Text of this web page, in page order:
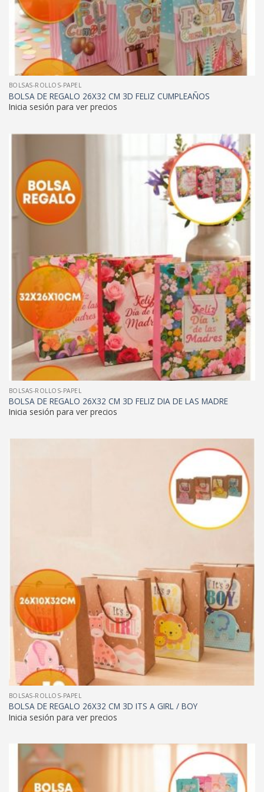
BOLSAS-ROLLOS-PAPEL
BOLSA DE REGALO 26X32 CM 3D FELIZ CUMPLEAÑOS
Inicia sesión para ver precios
BOLSAS-ROLLOS-PAPEL
BOLSA DE REGALO 26X32 CM 3D FELIZ DIA DE LAS MADRE
Inicia sesión para ver precios
BOLSAS-ROLLOS-PAPEL
BOLSA DE REGALO 26X32 CM 3D ITS A GIRL / BOY
Inicia sesión para ver precios